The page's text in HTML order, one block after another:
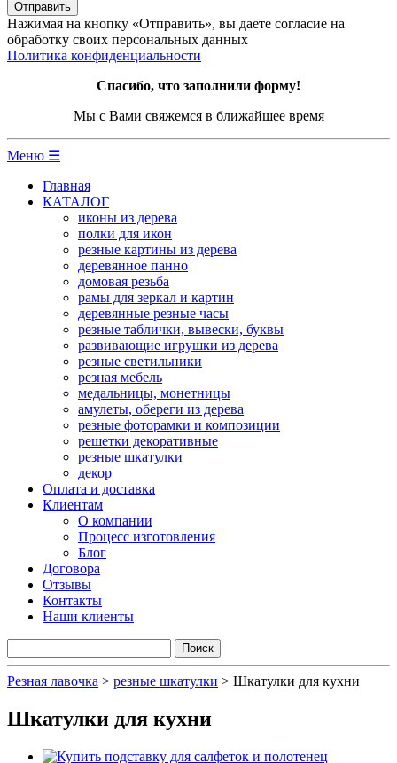
Нажимая на кнопку «Отправить», вы даете согласие на
обработку своих персональных данных
Политика конфиденциальности
Спасибо, что заполнили форму!
Мы с Вами свяжемся в ближайшее время
Меню ☰
Главная
КАТАЛОГ
иконы из дерева
полки для икон
резные картины из дерева
деревянное панно
домовая резьба
рамы для зеркал и картин
деревянные резные часы
резные таблички, вывески, буквы
развивающие игрушки из дерева
резные светильники
резная мебель
медальницы, монетницы
амулеты, обереги из дерева
резные фоторамки и композиции
решетки декоративные
резные шкатулки
декор
Оплата и доставка
Клиентам
О компании
Процесс изготовления
Блог
Договора
Отзывы
Контакты
Наши клиенты
Резная лавочка > резные шкатулки > Шкатулки для кухни
Шкатулки для кухни